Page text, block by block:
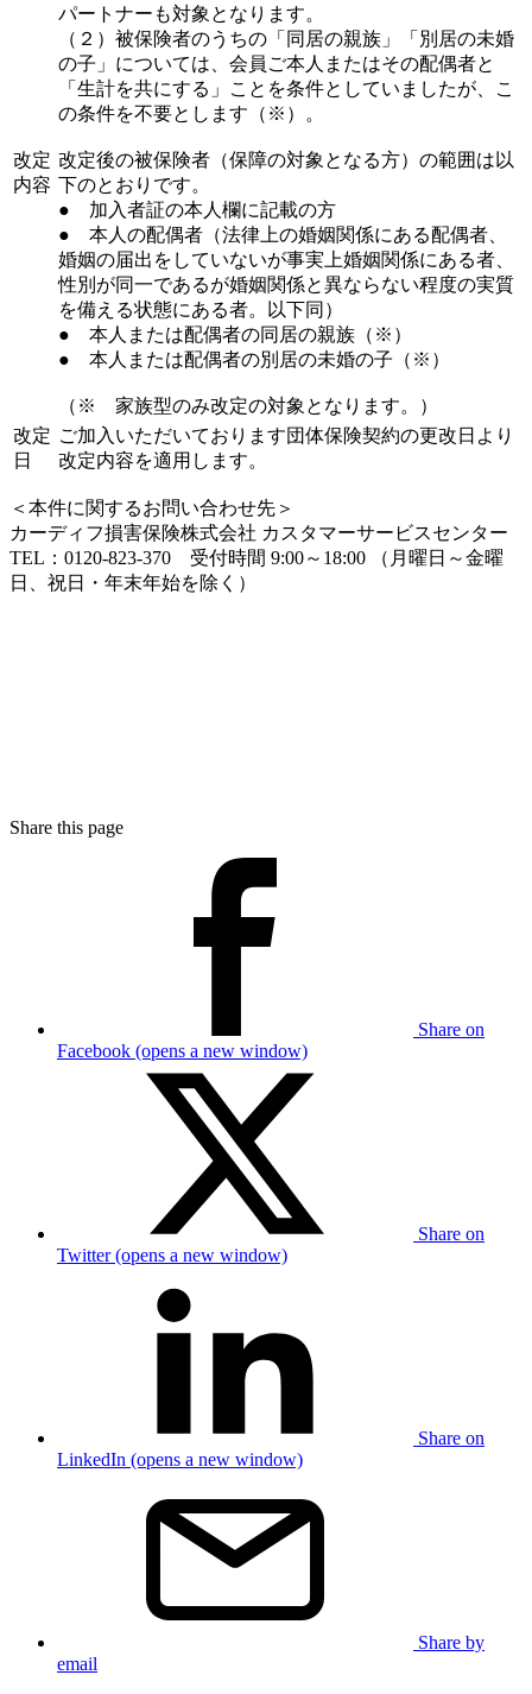
改定
内容
パートナーも対象となります。
（２）被保険者のうちの「同居の親族」「別居の未婚
の子」については、会員ご本人またはその配偶者と
「生計を共にする」ことを条件としていましたが、こ
の条件を不要とします（※）。
改定後の被保険者（保障の対象となる方）の範囲は以
下のとおりです。
● 加入者証の本人欄に記載の方
● 本人の配偶者（法律上の婚姻関係にある配偶者、
婚姻の届出をしていないが事実上婚姻関係にある者、
性別が同一であるが婚姻関係と異ならない程度の実質
を備える状態にある者。以下同）
● 本人または配偶者の同居の親族（※）
● 本人または配偶者の別居の未婚の子（※）
（※ 家族型のみ改定の対象となります。）
改定
日
ご加入いただいております団体保険契約の更改日より
改定内容を適用します。
＜本件に関するお問い合わせ先＞
カーディフ損害保険株式会社 カスタマーサービスセンター
TEL：0120-823-370 受付時間 9:00～18:00 （月曜日～金曜
日、祝日・年末年始を除く）
Share this page
Share on
Facebook (opens a new window)
Share on
Twitter (opens a new window)
Share on
LinkedIn (opens a new window)
Share by
email